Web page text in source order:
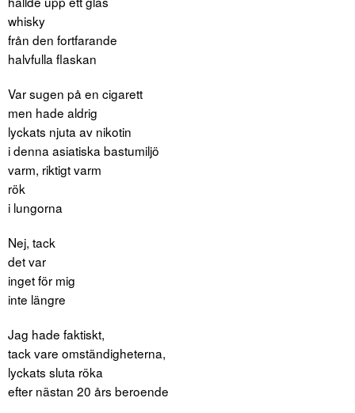
whisky
från den fortfarande
halvfulla flaskan
Var sugen på en cigarett
men hade aldrig
lyckats njuta av nikotin
i denna asiatiska bastumiljö
varm, riktigt varm
rök
i lungorna
Nej, tack
det var
inget för mig
inte längre
Jag hade faktiskt,
tack vare omständigheterna,
lyckats sluta röka
efter nästan 20 års beroende